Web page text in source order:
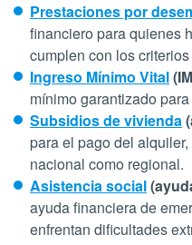
Prestaciones por
financiero para quienes
cumplen con los
Ingreso Mínimo Vital
mínimo garantizado
Subsidios de vivienda
para el pago del
nacional como regional.
Asistencia social
ayuda financiera de
enfrentan dificultades